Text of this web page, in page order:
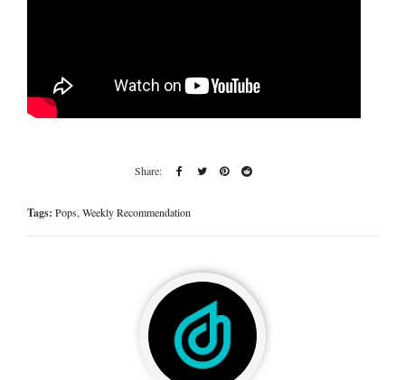
Tags: Pops,Weekly Recommendation